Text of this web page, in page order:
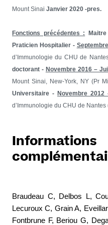
Mount Sinai Janvier 2020 -pres.
Fonctions précédentes :
Praticien Hospitalier -
d’Immunologie du CHU de
doctorant - Novembre 2016 –
Mount Sinai, New-York, NY (Pr
Universitaire - Novembre
d’Immunologie du CHU de
Informations
Braudeau C, Delbos L,
Lecuroux C, Grain A,
Fontbrune F, Beriou G,